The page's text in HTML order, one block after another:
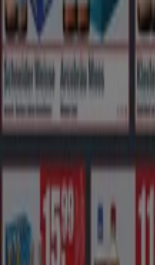
Läuft am 12.8. ab
Erwartet
Simmel
Unsere besten Deals
Läuft am 15.8. ab
V Markt
Aktuelle Deals und
Läuft am 19.8. ab